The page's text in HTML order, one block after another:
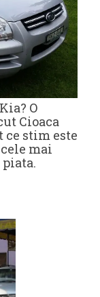
O
Cioaca
ce stim este
mai